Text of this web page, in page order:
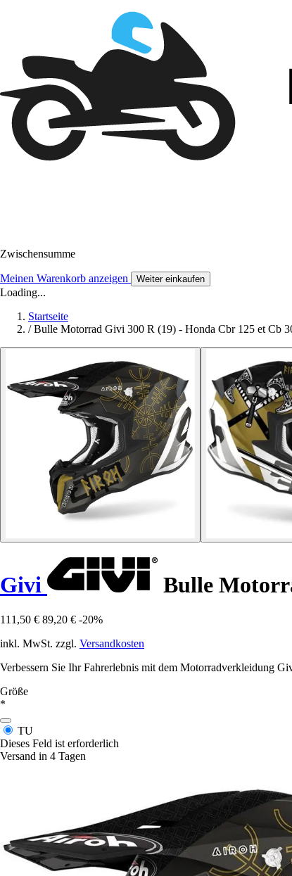
Zwischensumme
Meinen Warenkorb anzeigen Weiter einkaufen
Loading...
Startseite
/ Bulle Motorrad Givi 300 R (19) - Honda Cbr 125 et Cb
Givi Bulle
111,50 € 89,20 € -20%
inkl. MwSt. zzgl. Versandkosten
Verbessern Sie Ihr Fahrerlebnis mit dem Motorradverkleidung
Größe
*
TU
Dieses Feld ist erforderlich
Versand in 4 Tagen